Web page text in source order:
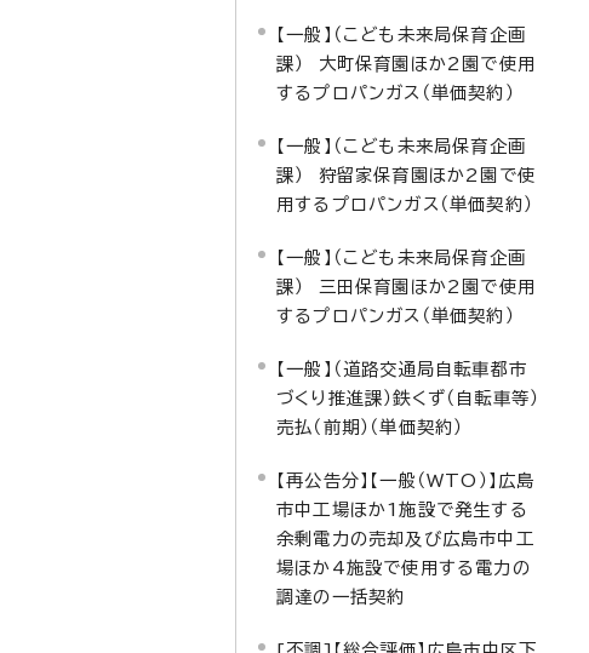
【一般】（こども未来局保育企画
課） 大町保育園ほか2園で使用
するプロパンガス（単価契約）
【一般】（こども未来局保育企画
課） 狩留家保育園ほか2園で使
用するプロパンガス（単価契約）
【一般】（こども未来局保育企画
課） 三田保育園ほか2園で使用
するプロパンガス（単価契約）
【一般】（道路交通局自転車都市
づくり推進課）鉄くず（自転車等）
売払（前期）（単価契約）
【再公告分】【一般（WTO）】広島
市中工場ほか1施設で発生する
余剰電力の売却及び広島市中工
場ほか4施設で使用する電力の
調達の一括契約